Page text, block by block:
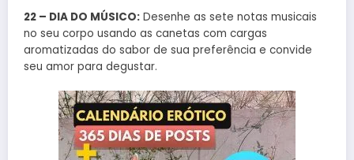
22 – DIA DO MÚSICO: Desenhe as sete notas musicais
no seu corpo usando as canetas com cargas
aromatizadas do sabor de sua preferência e convide
seu amor para degustar.